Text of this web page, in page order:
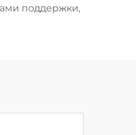
поддержки,